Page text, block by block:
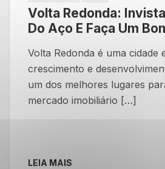
Volta Redonda:
Do Aço E Faça Um
Volta Redonda é uma cidade
crescimento e
um dos melhores lugares
mercado imobiliário […]
LEIA MAIS